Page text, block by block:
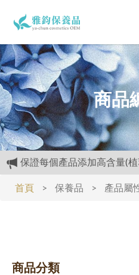
商品
購物禮:送夏日涼感劑100cc.
專區活動快報:全館滿5000
開放試用:付運費60元可挑選
首頁 > 保養品 > 產品屬
商品分類